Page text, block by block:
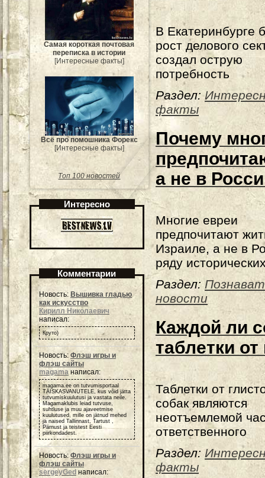
Самая короткая почтовая
переписка в истории
[Интересные факты]
Всё про помошника Форекс
[Интересные факты]
Топ 100 новостей
Интересно
Комментарии
Новость: Вышивка гладью
как искусство
Кирилл Николаевич
написал:
Круто)
Новость: Флэш игры и
флэш сайты
magama написал:
magama.ee on tutvumisportaal
TÄISKASVANUTELE, kus võid jätta
tutvumiskuulutusi ja vastata neile.
Magamaklubis leiad tutvuse,
suhtluse ja muu ajaveetmise
kuulutused, mille on jätnud mehed
ja naised Tallinnast, Tartust ,
Pärnust ja teistest Eesti
piirkondadest.
Новость:Флэш игры и
флэш сайты
sergeyGed написал:
В Екатеринбурге
рост делового
создал острую
потребность
Раздел:
факты
Почему
а не в
Многие евреи
предпочитают
Израиле, а не в
ряду
Раздел:
новости
Каждой ли
таблетки от
Таблетки от
собак являются
неотъемлемой
ответственного
Раздел:
факты